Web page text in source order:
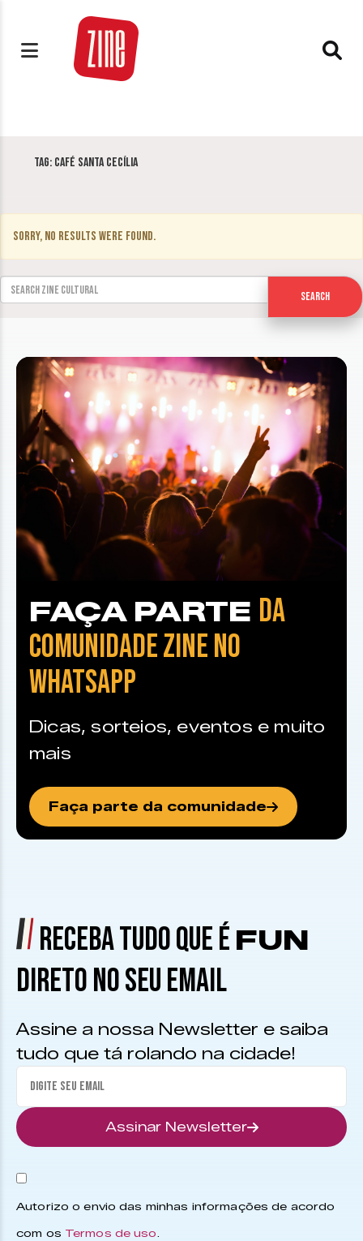
Tag: Café Santa Cecília
Sorry, no results were found.
Search for:
Search
FAÇA PARTE DA
COMUNIDADE ZINE NO
WHATSAPP
Dicas, sorteios, eventos e muito
mais
Faça parte da comunidade
RECEBA TUDO QUE É FUN
DIRETO NO SEU EMAIL
Assine a nossa Newsletter e saiba
tudo que tá rolando na cidade!
Assinar Newsletter
Autorizo o envio das minhas informações de acordo
com os Termos de uso.